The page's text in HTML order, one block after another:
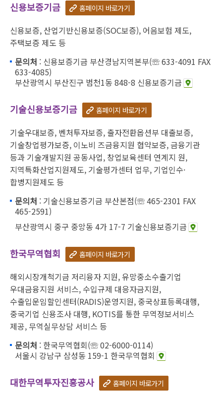
신용보증기금 홈페이지 바로가기
신용보증, 산업기반신용보증(SOC보증), 어음보험 제도,
주택보증 제도 등
문의처 : 신용보증기금 부산경남지역본부(☏ 633-4091 FAX
633-4085)
부산광역시 부산진구 범천1동 848-8 신용보증기금
기술신용보증기금 홈페이지 바로가기
기술우대보증, 벤처투자보증, 출자전환옵션부 대출보증,
기술창업평가보증, 이노비 즈금융지원 협약보증, 금융기관
등과 기술개발지원 공동사업, 창업보육센터 연계지 원,
지역특화산업지원제도, 기술평가센터 업무, 기업인수·
합병지원제도 등
문의처 : 기술신용보증기금 부산본점(☏ 465-2301 FAX
465-2591)
부산광역시 중구 중앙동 4가 17-7 기술신용보증기금
한국무역협회 홈페이지 바로가기
해외시장개척기금 저리융자 지원, 유망중소수출기업
우대금융지원 서비스, 수입규제 대응자금지원,
수출입운임할인센터(RADIS)운영지원, 중국상표등록대행,
중국기업 신용조사 대행, KOTIS를 통한 무역정보서비스
제공, 무역실무상담 서비스 등
문의처 : 한국무역협회(☏ 02-6000-0114)
서울시 강남구 삼성동 159-1 한국무역협회
대한무역투자진흥공사 홈페이지 바로가기